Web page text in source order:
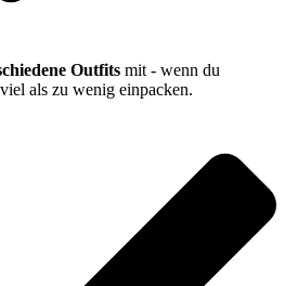
Outfits mit - wenn du
als zu wenig einpacken.